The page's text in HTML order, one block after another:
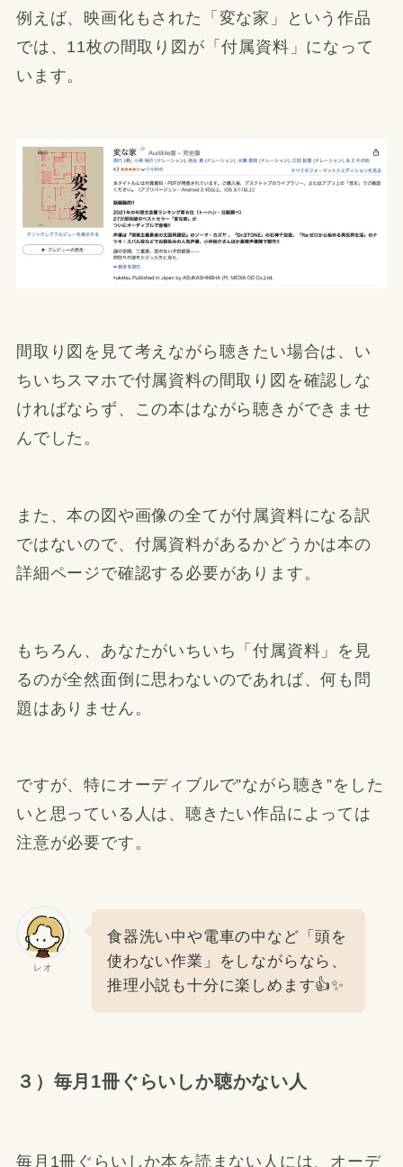
例えば、映画化もされた「変な家」という作品
では、11枚の間取り図が「付属資料」になって
います。
間取り図を見て考えながら聴きたい場合は、い
ちいちスマホで付属資料の間取り図を確認しな
ければならず、この本はながら聴きができませ
んでした。
また、本の図や画像の全てが付属資料になる訳
ではないので、付属資料があるかどうかは本の
詳細ページで確認する必要があります。
もちろん、あなたがいちいち「付属資料」を見
るのが全然面倒に思わないのであれば、何も問
題はありません。
ですが、特にオーディブルで”ながら聴き”をした
いと思っている人は、聴きたい作品によっては
注意が必要です。
レオ
食器洗い中や電車の中など「頭を
使わない作業」をしながらなら、
推理小説も十分に楽しめます👍✨
３）毎月1冊ぐらいしか聴かない人
毎月1冊ぐらいしか本を読まない人には、オーデ